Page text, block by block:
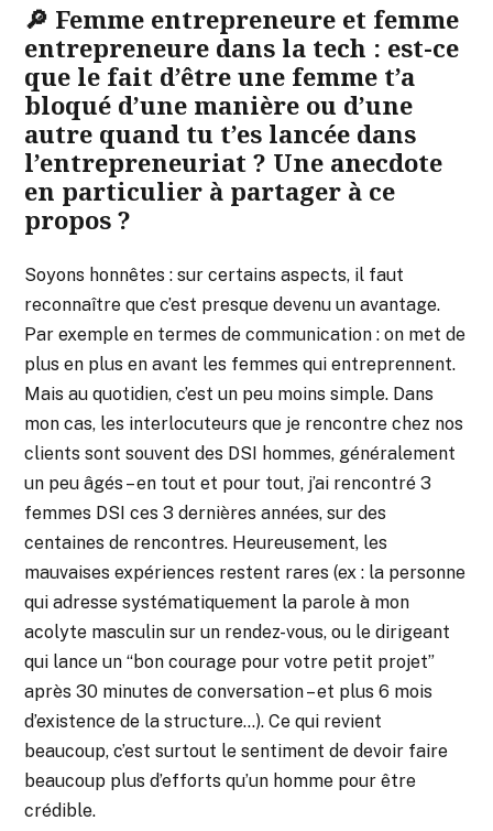
🔎 Femme entrepreneure et femme
entrepreneure dans la tech : est-ce
que le fait d’être une femme t’a
bloqué d’une manière ou d’une
autre quand tu t’es lancée dans
l’entrepreneuriat ? Une anecdote
en particulier à partager à ce
propos ?
Soyons honnêtes : sur certains aspects, il faut
reconnaître que c’est presque devenu un avantage.
Par exemple en termes de communication : on met de
plus en plus en avant les femmes qui entreprennent.
Mais au quotidien, c’est un peu moins simple. Dans
mon cas, les interlocuteurs que je rencontre chez nos
clients sont souvent des DSI hommes, généralement
un peu âgés – en tout et pour tout, j’ai rencontré 3
femmes DSI ces 3 dernières années, sur des
centaines de rencontres. Heureusement, les
mauvaises expériences restent rares (ex : la personne
qui adresse systématiquement la parole à mon
acolyte masculin sur un rendez-vous, ou le dirigeant
qui lance un “bon courage pour votre petit projet”
après 30 minutes de conversation – et plus 6 mois
d’existence de la structure…). Ce qui revient
beaucoup, c’est surtout le sentiment de devoir faire
beaucoup plus d’efforts qu’un homme pour être
crédible.